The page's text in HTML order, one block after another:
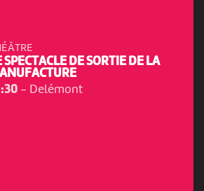
SPECTACLE DE SORTIE DE LA
- Delémont